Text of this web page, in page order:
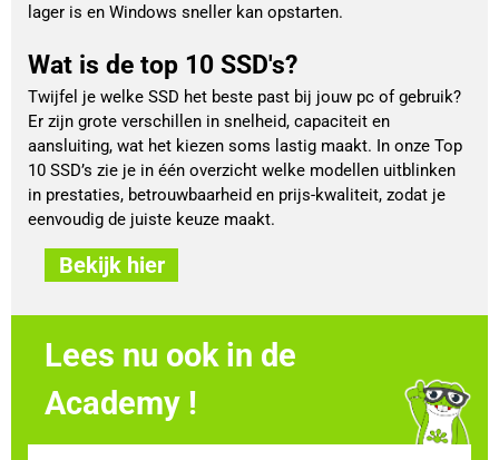
lager is en Windows sneller kan opstarten.
Wat is de top 10 SSD's?
Twijfel je welke SSD het beste past bij jouw pc of gebruik?
Er zijn grote verschillen in snelheid, capaciteit en
aansluiting, wat het kiezen soms lastig maakt. In onze Top
10 SSD’s zie je in één overzicht welke modellen uitblinken
in prestaties, betrouwbaarheid en prijs-kwaliteit, zodat je
eenvoudig de juiste keuze maakt.
Bekijk hier
Lees nu ook in de
Academy !